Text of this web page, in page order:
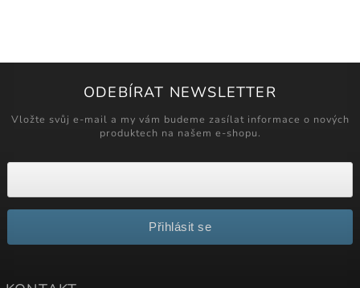
ODEBÍRAT NEWSLETTER
Vložte svůj e-mail a my vám budeme zasílat informace o nových
produktech na našem e-shopu.
Přihlásit se